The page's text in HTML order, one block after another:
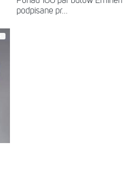
podpisane pr...